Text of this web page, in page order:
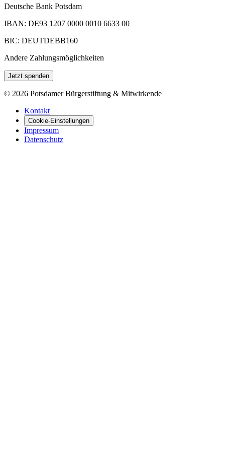
Deutsche Bank Potsdam
IBAN: DE93 1207 0000 0010 6633 00
BIC: DEUTDEBB160
Andere Zahlungsmöglichkeiten
Jetzt spenden
© 2026 Potsdamer Bürgerstiftung & Mitwirkende
Kontakt
Cookie-Einstellungen
Impressum
Datenschutz